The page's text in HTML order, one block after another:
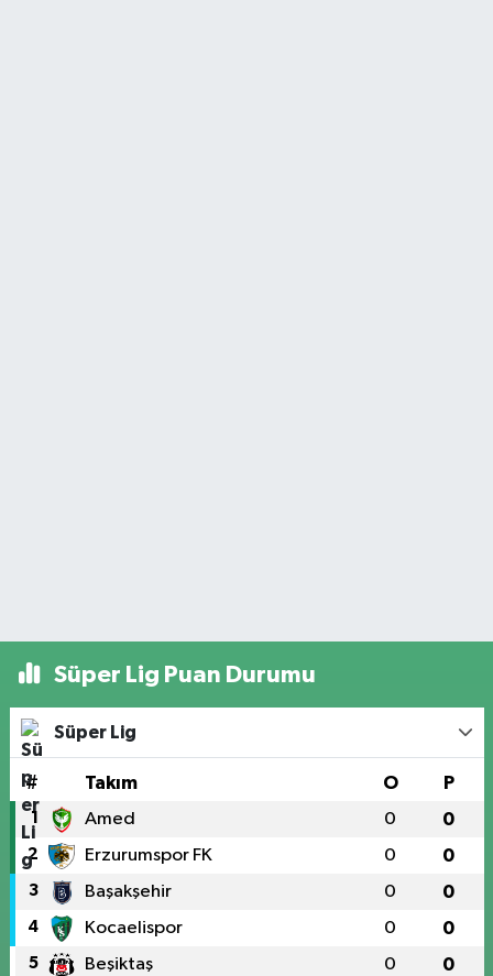
Süper Lig Puan Durumu
Süper Lig
# Takım O P
1 Amed 0 0
2 Erzurumspor FK 0 0
3 Başakşehir 0 0
4 Kocaelispor 0 0
5 Beşiktaş 0 0